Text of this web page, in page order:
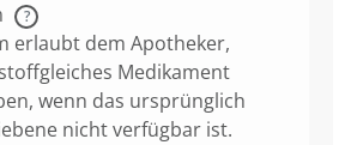
?
erlaubt dem Apotheker,
Medikament
wenn das ursprünglich
nicht verfügbar ist.